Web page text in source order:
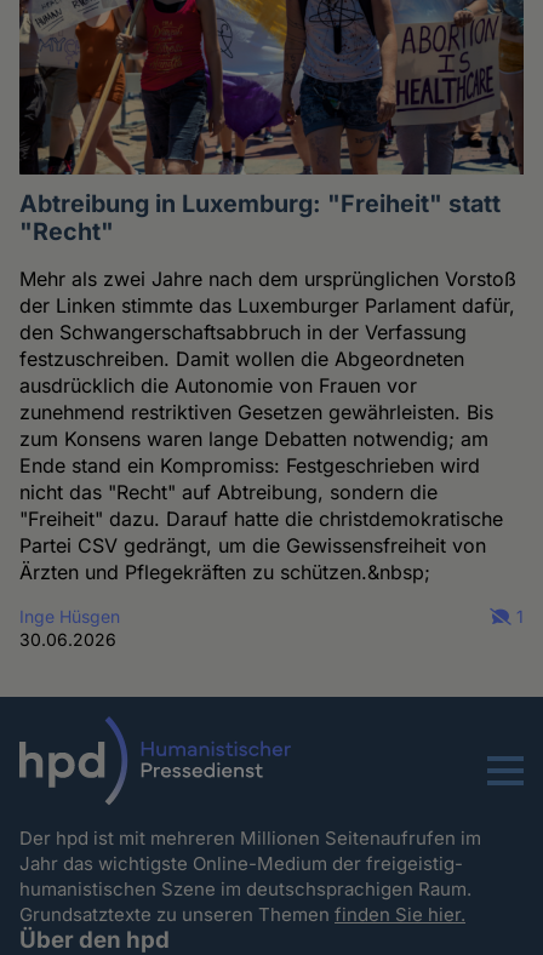
Abtreibung in Luxemburg: "Freiheit" statt
"Recht"
Mehr als zwei Jahre nach dem ursprünglichen Vorstoß
der Linken stimmte das Luxemburger Parlament dafür,
den Schwangerschaftsabbruch in der Verfassung
festzuschreiben. Damit wollen die Abgeordneten
ausdrücklich die Autonomie von Frauen vor
zunehmend restriktiven Gesetzen gewährleisten. Bis
zum Konsens waren lange Debatten notwendig; am
Ende stand ein Kompromiss: Festgeschrieben wird
nicht das "Recht" auf Abtreibung, sondern die
"Freiheit" dazu. Darauf hatte die christdemokratische
Partei CSV gedrängt, um die Gewissensfreiheit von
Ärzten und Pflegekräften zu schützen.&nbsp;
Inge Hüsgen
30.06.2026
1
Menu
Der hpd ist mit mehreren Millionen Seitenaufrufen im
Jahr das wichtigste Online-Medium der freigeistig-
humanistischen Szene im deutschsprachigen Raum.
Grundsatztexte zu unseren Themenfinden Sie hier.
Über den hpd